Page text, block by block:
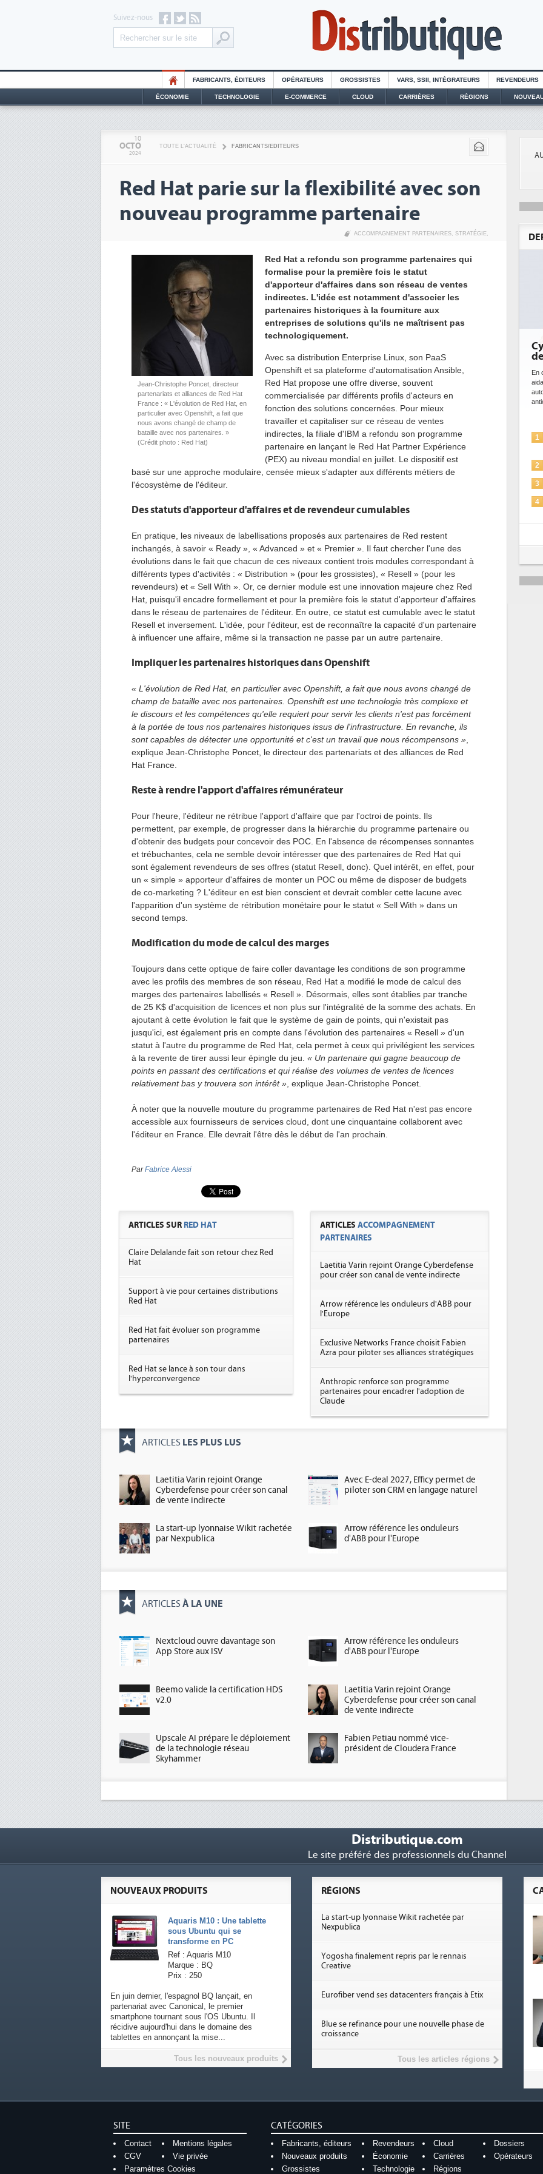
Suivez-nous
FABRICANTS, ÉDITEURS OPÉRATEURS GROSSISTES VARS, SSII, INTÉGRATEURS REVENDEURS
ÉCONOMIE TECHNOLOGIE E-COMMERCE CLOUD CARRIÈRES RÉGIONS
10
OCTO
2024
TOUTE L'ACTUALITÉ FABRICANTS/EDITEURS
Red Hat parie sur la flexibilité avec son
nouveau programme partenaire
ACCOMPAGNEMENT PARTENAIRES, STRATÉGIE,
Jean-Christophe Poncet, directeur
partenariats et alliances de Red Hat
France : « L'évolution de Red Hat, en
particulier avec Openshift, a fait que
nous avons changé de champ de
bataille avec nos partenaires. »
(Crédit photo : Red Hat)
Red Hat a refondu son programme partenaires qui
formalise pour la première fois le statut
d'apporteur d'affaires dans son réseau de ventes
indirectes. L'idée est notamment d'associer les
partenaires historiques à la fourniture aux
entreprises de solutions qu'ils ne maîtrisent pas
technologiquement.
Avec sa distribution Enterprise Linux, son PaaS
Openshift et sa plateforme d'automatisation Ansible,
Red Hat propose une offre diverse, souvent
commercialisée par différents profils d'acteurs en
fonction des solutions concernées. Pour mieux
travailler et capitaliser sur ce réseau de ventes
indirectes, la filiale d'IBM a refondu son programme
partenaire en lançant le Red Hat Partner Expérience
(PEX) au niveau mondial en juillet. Le dispositif est
basé sur une approche modulaire, censée mieux s'adapter aux différents métiers de
l'écosystème de l'éditeur.
Des statuts d'apporteur d'affaires et de revendeur cumulables
En pratique, les niveaux de labellisations proposés aux partenaires de Red restent
inchangés, à savoir « Ready », « Advanced » et « Premier ». Il faut chercher l'une des
évolutions dans le fait que chacun de ces niveaux contient trois modules correspondant à
différents types d'activités : « Distribution » (pour les grossistes), « Resell » (pour les
revendeurs) et « Sell With ». Or, ce dernier module est une innovation majeure chez Red
Hat, puisqu'il encadre formellement et pour la première fois le statut d'apporteur d'affaires
dans le réseau de partenaires de l'éditeur. En outre, ce statut est cumulable avec le statut
Resell et inversement. L'idée, pour l'éditeur, est de reconnaître la capacité d'un partenaire
à influencer une affaire, même si la transaction ne passe par un autre partenaire.
Impliquer les partenaires historiques dans Openshift
« L'évolution de Red Hat, en particulier avec Openshift, a fait que nous avons changé de
champ de bataille avec nos partenaires. Openshift est une technologie très complexe et
le discours et les compétences qu'elle requiert pour servir les clients n'est pas forcément
à la portée de tous nos partenaires historiques issus de l'infrastructure. En revanche, ils
sont capables de détecter une opportunité et c'est un travail que nous récompensons »
explique Jean-Christophe Poncet, le directeur des partenariats et des alliances de Red
Hat France.
Reste à rendre l'apport d'affaires rémunérateur
Pour l'heure, l'éditeur ne rétribue l'apport d'affaire que par l'octroi de points. Ils
permettent, par exemple, de progresser dans la hiérarchie du programme partenaire ou
d'obtenir des budgets pour concevoir des POC. En l'absence de récompenses sonnantes
et trébuchantes, cela ne semble devoir intéresser que des partenaires de Red Hat qui
sont également revendeurs de ses offres (statut Resell, donc). Quel intérêt, en effet, pour
un « simple » apporteur d'affaires de monter un POC ou même de disposer de budgets
de co-marketing ? L'éditeur en est bien conscient et devrait combler cette lacune avec
l'apparition d'un système de rétribution monétaire pour le statut « Sell With » dans un
second temps.
Modification du mode de calcul des marges
Toujours dans cette optique de faire coller davantage les conditions de son programme
avec les profils des membres de son réseau, Red Hat a modifié le mode de calcul des
marges des partenaires labellisés « Resell ». Désormais, elles sont établies par tranche
de 25 K$ d'acquisition de licences et non plus sur l'intégralité de la somme des achats. En
ajoutant à cette évolution le fait que le système de gain de points, qui n'existait pas
jusqu'ici, est également pris en compte dans l'évolution des partenaires « Resell » d'un
statut à l'autre du programme de Red Hat, cela permet à ceux qui privilégient les services
à la revente de tirer aussi leur épingle du jeu. « Un partenaire qui gagne beaucoup de
points en passant des certifications et qui réalise des volumes de ventes de licences
relativement bas y trouvera son intérêt » , explique Jean-Christophe Poncet.
À noter que la nouvelle mouture du programme partenaires de Red Hat n'est pas encore
accessible aux fournisseurs de services cloud, dont une cinquantaine collaborent avec
l'éditeur en France. Elle devrait l'être dès le début de l'an prochain.
ParFabrice Alessi
ARTICLES SUR RED HAT
Claire Delalande fait son retour chez Red
Hat
Support à vie pour certaines distributions
Red Hat
Red Hat fait évoluer son programme
partenaires
Red Hat se lance à son tour dans
l'hyperconvergence
ARTICLESACCOMPAGNEMENT
PARTENAIRES
Laetitia Varin rejoint Orange Cyberdefense
pour créer son canal de vente indirecte
Arrow référence les onduleurs d'ABB pour
l'Europe
Exclusive Networks France choisit Fabien
Azra pour piloter ses alliances stratégiques
Anthropic renforce son programme
partenaires pour encadrer l'adoption de
Claude
ARTICLES LES PLUS LUS
Laetitia Varin rejoint Orange
Cyberdefense pour créer son canal
de vente indirecte
Avec E-deal 2027, Efficy permet de
piloter son CRM en langage naturel
La start-up lyonnaise Wikit rachetée
par Nexpublica
Arrow référence les onduleurs
d'ABB pour l'Europe
ARTICLES À LA UNE
Nextcloud ouvre davantage son
App Store aux ISV
Arrow référence les onduleurs
d'ABB pour l'Europe
Beemo valide la certification HDS
v2.0
Laetitia Varin rejoint Orange
Cyberdefense pour créer son canal
de vente indirecte
Upscale AI prépare le déploiement
de la technologie réseau
Skyhammer
Fabien Petiau nommé vice-
président de Cloudera France
En
1
2
3
4
Distributique.com
Le site préféré des professionnels du Channel
NOUVEAUX PRODUITS
Aquaris M10 : Une tablette
sous Ubuntu qui se
transforme en PC
Ref : Aquaris M10
Marque : BQ
Prix : 250
En juin dernier, l'espagnol BQ lançait, en
partenariat avec Canonical, le premier
smartphone tournant sous l'OS Ubuntu. Il
récidive aujourd'hui dans le domaine des
tablettes en annonçant la mise...
Tous les nouveaux produits
RÉGIONS
La start-up lyonnaise Wikit rachetée par
Nexpublica
Yogosha finalement repris par le rennais
Creative
Eurofiber vend ses datacenters français à Etix
Blue se refinance pour une nouvelle phase de
croissance
Tous les articles régions
SITE
Contact
Mentions légales
CGV
Vie privée
Paramètres Cookies
CATÉGORIES
Fabricants, éditeurs Revendeurs Cloud
Dossiers
Nouveaux produits
Économie Carrières
Opérateurs
Grossistes
Technologie Régions